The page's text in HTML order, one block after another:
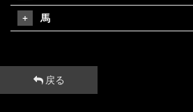
馬
戻る